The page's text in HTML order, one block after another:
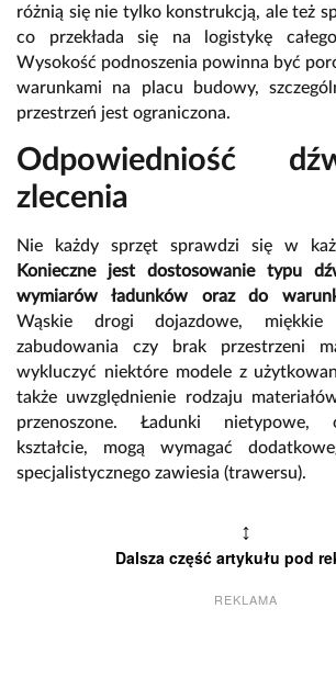
różnią się nie tylko konstrukcją, ale też
co przekłada się na logistykę
Wysokość podnoszenia powinna być
warunkami na placu budowy,
przestrzeń jest ograniczona.
Odpowiedniość
zlecenia
Nie każdy sprzęt sprawdzi się w
Konieczne jest dostosowanie typu
wymiarów ładunków oraz do
Wąskie drogi dojazdowe, miękkie
zabudowania czy brak przestrzeni
wykluczyć niektóre modele z
także uwzględnienie rodzaju
przenoszone. Ładunki nietypowe,
kształcie, mogą wymagać
specjalistycznego zawiesia (trawersu).
↕
Dalsza część artykułu pod
REKLAMA